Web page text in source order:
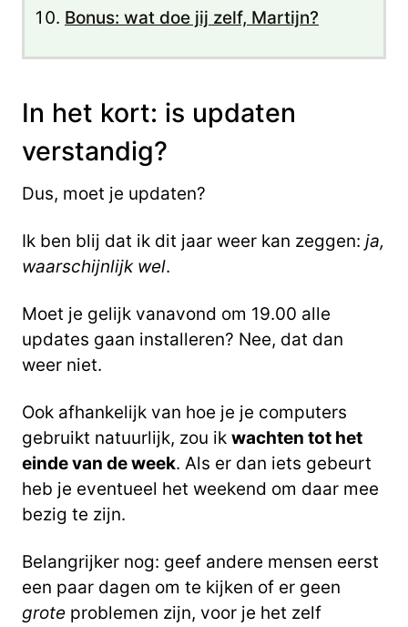
Bonus: wat doe jij zelf, Martijn?
In het kort: is updaten
verstandig?
Dus, moet je updaten?
Ik ben blij dat ik dit jaar weer kan zeggen: ja,
waarschijnlijk wel.
Moet je gelijk vanavond om 19.00 alle
updates gaan installeren? Nee, dat dan
weer niet.
Ook afhankelijk van hoe je je computers
gebruikt natuurlijk, zou ik wachten tot het
einde van de week. Als er dan iets gebeurt
heb je eventueel het weekend om daar mee
bezig te zijn.
Belangrijker nog: geef andere mensen eerst
een paar dagen om te kijken of er geen
grote problemen zijn, voor je het zelf